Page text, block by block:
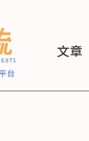
文章